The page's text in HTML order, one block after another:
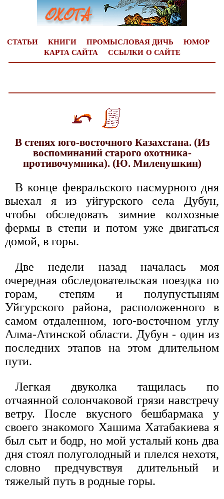
СТАТЬИ КНИГИ ПРОМЫСЛОВАЯ ДИЧЬ
ЮМОР
КАРТА САЙТА
ССЫЛКИ О САЙТЕ
В степях юго-восточного Казахстана. (Из
воспоминаний старого охотника-
противочумника). (Ю. Миленушкин)
В конце февральского пасмурного дня
выехал я из уйгурского села Дубун,
чтобы обследовать зимние колхозные
фермы в степи и потом уже двигаться
домой, в горы.
Две недели назад началась моя
очередная обследовательская поездка по
горам, степям и полупустыням
Уйгурского района, расположенного в
самом отдаленном, юго-восточном углу
Алма-Атинской области. Дубун - один из
последних этапов на этом длительном
пути.
Легкая двуколка тащилась по
отчаянной солончаковой грязи навстречу
ветру. После вкусного бешбармака у
своего знакомого Хашима Хатабакиева я
был сыт и бодр, но мой усталый конь два
дня стоял полуголодный и плелся нехотя,
словно предчувствуя длительный и
тяжелый путь в родные горы.